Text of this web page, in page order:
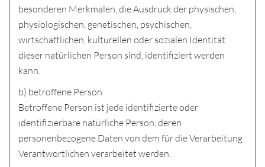
besonderen Merkmalen, die Ausdruck der physischen,
physiologischen, genetischen, psychischen,
wirtschaftlichen, kulturellen oder sozialen Identität
dieser natürlichen Person sind, identifiziert werden
kann.
b) betroffene Person
Betroffene Person ist jede identifizierte oder
identifizierbare natürliche Person, deren
personenbezogene Daten von dem für die Verarbeitung
Verantwortlichen verarbeitet werden.